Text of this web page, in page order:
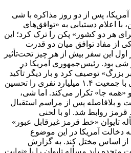
پس از دو روز مذاکره با شی
اعلام دستیابی به «توافق‌های
هر دو کشور» پکن را ترک کرد؛ این
از مفاد توافق میان دو قدرت
این سفر بیش از هر چیز تحت‌تأثیر
بود. رئیس‌جمهوری آمریکا در
بزرگ» توصیف کرد و بار دیگر تأکید
داشت که شیوه اداره کشوری با جمعیت ۱.۴ میلیارد نفری را تحسین
«همه جا» تکرار می‌کند. اما شی،
و بلافاصله پس از مراسم استقبال
روابط شد. او با لحنی
تایوان «خط قرمز غیرقابل عبور»
دخالت آمریکا در این موضوع
از اساس مختل کند. به گزارش